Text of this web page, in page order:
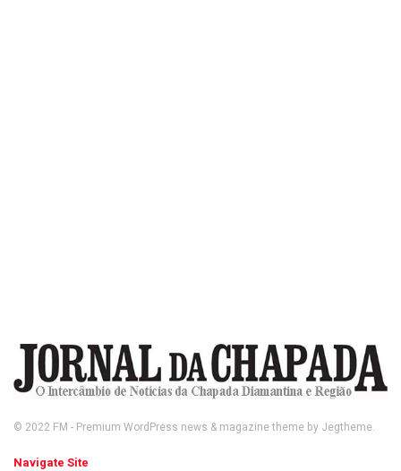
© 2022 FM - Premium WordPress news & magazine theme by Jegtheme.
Navigate Site